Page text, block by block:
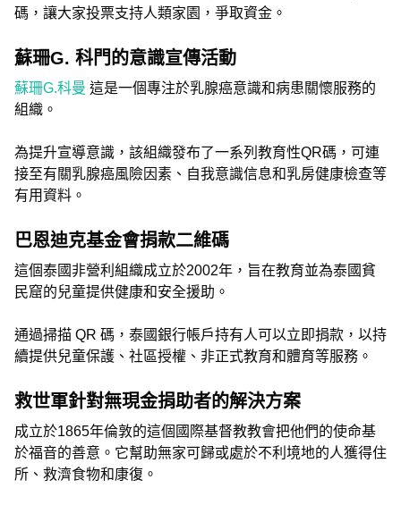
碼，讓大家投票支持人類家園，爭取資金。
蘇珊G. 科門的意識宣傳活動
蘇珊G.科曼 這是一個專注於乳腺癌意識和病患關懷服務的
組織。
為提升宣導意識，該組織發布了一系列教育性QR碼，可連
接至有關乳腺癌風險因素、自我意識信息和乳房健康檢查等
有用資料。
巴恩迪克基金會捐款二維碼
這個泰國非營利組織成立於2002年，旨在教育並為泰國貧
民窟的兒童提供健康和安全援助。
通過掃描 QR 碼，泰國銀行帳戶持有人可以立即捐款，以持
續提供兒童保護、社區授權、非正式教育和體育等服務。
救世軍針對無現金捐助者的解決方案
成立於1865年倫敦的這個國際基督教教會把他們的使命基
於福音的善意。它幫助無家可歸或處於不利境地的人獲得住
所、救濟食物和康復。